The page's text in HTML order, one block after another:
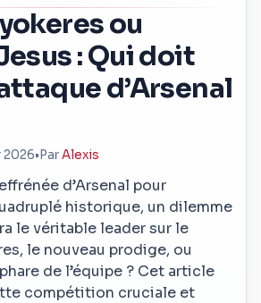
ou
: Qui doit
d’Arsenal
2026• ParAlexis
d’Arsenal pour
historique, un dilemme
le véritable leader sur le
le nouveau prodige, ou
de l’équipe ? Cet article
compétition cruciale et